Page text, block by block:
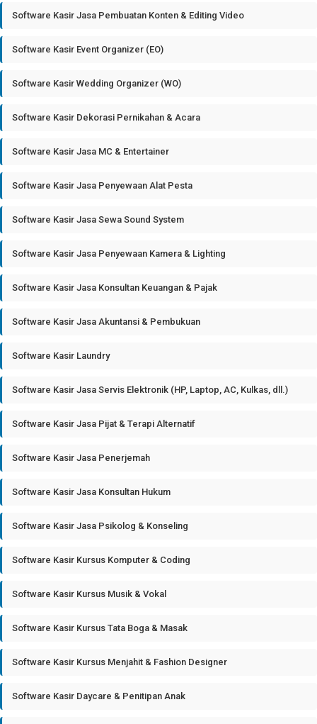
Software Kasir Jasa Pembuatan Konten & Editing Video
Software Kasir Event Organizer (EO)
Software Kasir Wedding Organizer (WO)
Software Kasir Dekorasi Pernikahan & Acara
Software Kasir Jasa MC & Entertainer
Software Kasir Jasa Penyewaan Alat Pesta
Software Kasir Jasa Sewa Sound System
Software Kasir Jasa Penyewaan Kamera & Lighting
Software Kasir Jasa Konsultan Keuangan & Pajak
Software Kasir Jasa Akuntansi & Pembukuan
Software Kasir Laundry
Software Kasir Jasa Servis Elektronik (HP, Laptop, AC, Kulkas, dll.)
Software Kasir Jasa Pijat & Terapi Alternatif
Software Kasir Jasa Penerjemah
Software Kasir Jasa Konsultan Hukum
Software Kasir Jasa Psikolog & Konseling
Software Kasir Kursus Komputer & Coding
Software Kasir Kursus Musik & Vokal
Software Kasir Kursus Tata Boga & Masak
Software Kasir Kursus Menjahit & Fashion Designer
Software Kasir Daycare & Penitipan Anak